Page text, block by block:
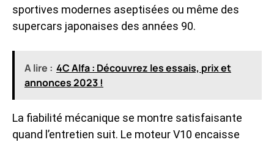
sportives modernes aseptisées ou même des
supercars japonaises des années 90.
A lire : 4C Alfa : Découvrez les essais, prix et
annonces 2023 !
La fiabilité mécanique se montre satisfaisante
quand l’entretien suit. Le moteur V10 encaisse